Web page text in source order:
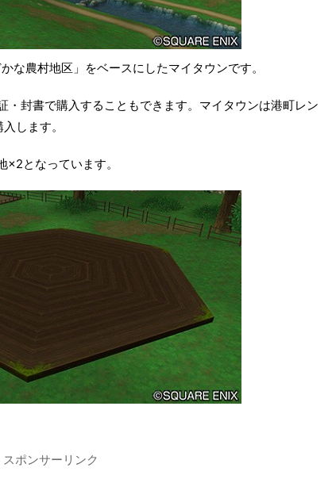
な農村地区」をベースにしたマイタウンです。
・封書で購入することもできます。マイタウンは港町レン
します。
となっています。
スポンサーリンク